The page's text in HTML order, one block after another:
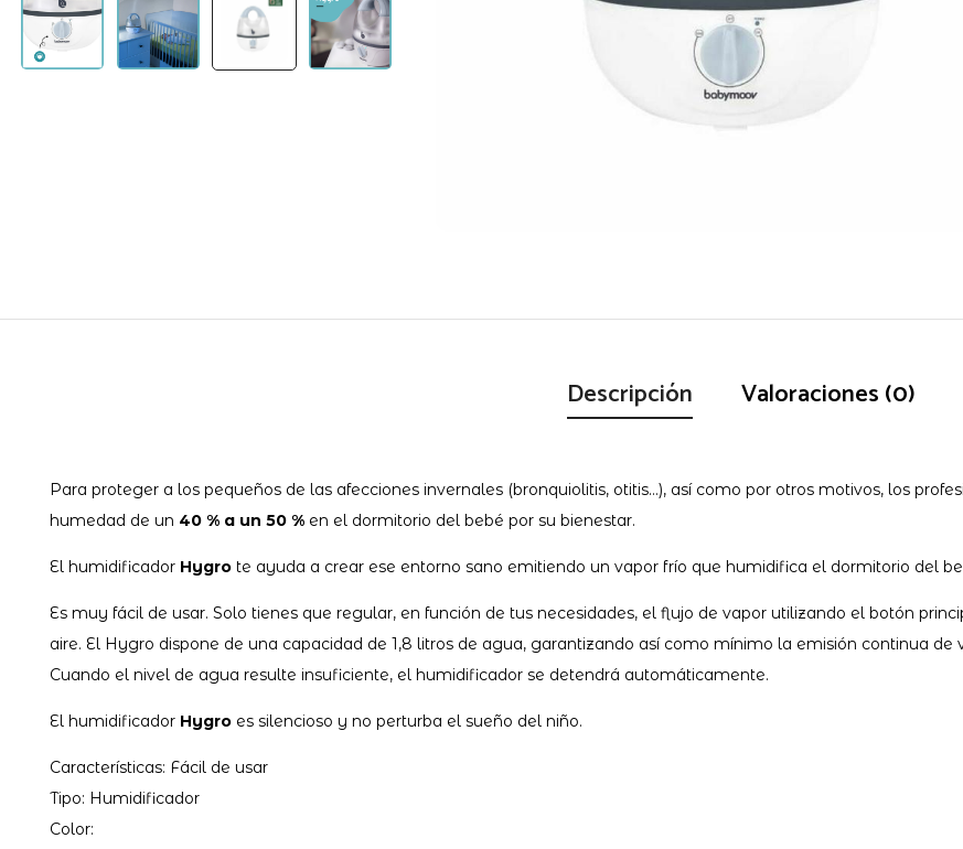
Descripción Valoraciones (0)
Para proteger a los pequeños de las afecciones invernales (bronquiolitis, otitis…), así como por otros motivos, los
humedad de un 40 % a un 50 % en el dormitorio del bebé por su bienestar.
El humidificador Hygro te ayuda a crear ese entorno sano emitiendo un vapor frío que humidifica el dormitorio del
Es muy fácil de usar. Solo tienes que regular, en función de tus necesidades, el flujo de vapor utilizando el botón
aire. El Hygro dispone de una capacidad de 1,8 litros de agua, garantizando así como mínimo la emisión continua
Cuando el nivel de agua resulte insuficiente, el humidificador se detendrá automáticamente.
El humidificador Hygro es silencioso y no perturba el sueño del niño.
Características: Fácil de usar
Tipo: Humidificador
Color: